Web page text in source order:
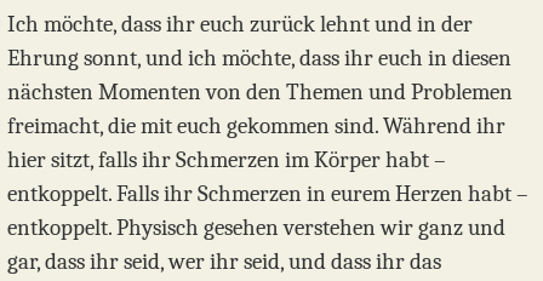
Ich möchte, dass ihr euch zurück lehnt und in der
Ehrung sonnt, und ich möchte, dass ihr euch in diesen
nächsten Momenten von den Themen und Problemen
freimacht, die mit euch gekommen sind. Während ihr
hier sitzt, falls ihr Schmerzen im Körper habt –
entkoppelt. Falls ihr Schmerzen in eurem Herzen habt –
entkoppelt. Physisch gesehen verstehen wir ganz und
gar, dass ihr seid, wer ihr seid, und dass ihr das